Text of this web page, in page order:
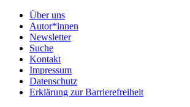
Über uns
Autor*innen
Newsletter
Suche
Kontakt
Impressum
Datenschutz
Erklärung zur Barrierefreiheit